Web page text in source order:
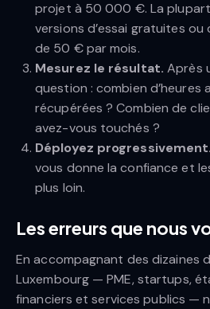
projet à 50 000 €. La
versions d’essai gratuites ou
de 50 € par mois.
Mesurez le résultat. Après
question : combien d’heures
récupérées ? Combien de
avez-vous touchés ?
Déployez progressivement.
vous donne la confiance et
plus loin.
Les erreurs que nous
En accompagnant des dizaines
Luxembourg — PME, startups,
financiers et services publics —